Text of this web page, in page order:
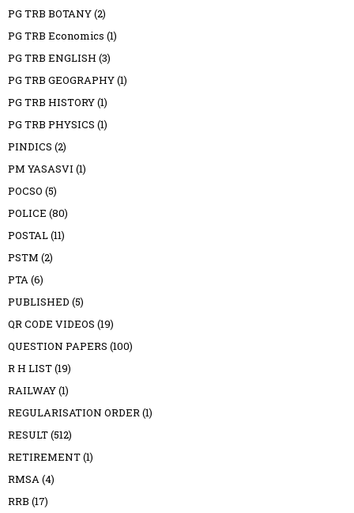
PG TRB BOTANY(2)
PG TRB Economics (1)
PG TRB ENGLISH (3)
PG TRB GEOGRAPHY(1)
PG TRB HISTORY(1)
PG TRB PHYSICS (1)
PINDICS (2)
PM YASASVI (1)
POCSO (5)
POLICE (80)
POSTAL(11)
PSTM (2)
PTA (6)
PUBLISHED (5)
QR CODE VIDEOS (19)
QUESTION PAPERS (100)
R H LIST(19)
RAILWAY(1)
REGULARISATION ORDER (1)
RESULT(512)
RETIREMENT(1)
RMSA (4)
RRB (17)